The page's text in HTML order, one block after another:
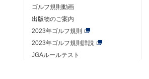
ゴルフ規則動画
出版物のご案内
2023年ゴルフ規則
2023年ゴルフ規則詳説
JGAルールテスト